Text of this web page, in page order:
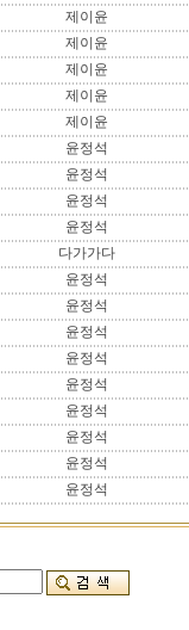
제이윤
제이윤
제이윤
제이윤
제이윤
윤정석
윤정석
윤정석
윤정석
다가가다
윤정석
윤정석
윤정석
윤정석
윤정석
윤정석
윤정석
윤정석
윤정석